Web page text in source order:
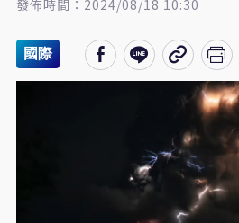
發佈時間：2024/08/18 10:30
國際